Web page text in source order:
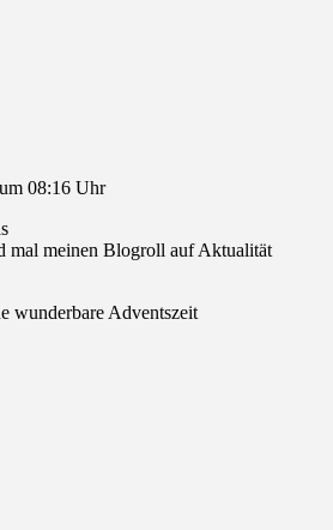
08:16 Uhr
mal meinen Blogroll auf Aktualität
wunderbare Adventszeit